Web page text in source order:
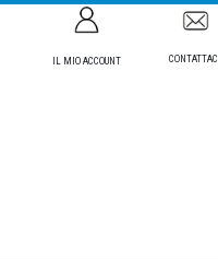
IL MIO ACCOUNT CONTATTACI